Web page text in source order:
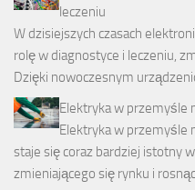
leczeniu
W dzisiejszych czasach
rolę w diagnostyce i leczeniu,
Dzięki nowoczesnym
Elektryka w przemyśle
Elektryka w
staje się coraz bardziej istotny
zmieniającego się rynku i